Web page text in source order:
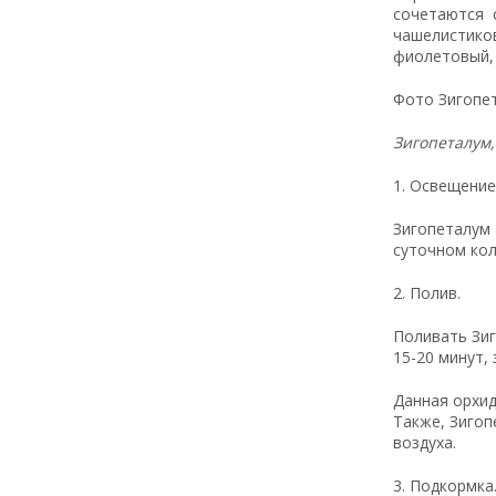
фиолетовый,
Фото
1.
суточном
2. Полив.
Поливать
15-20
Данная
Также,
воздуха.
3. Подкормка.